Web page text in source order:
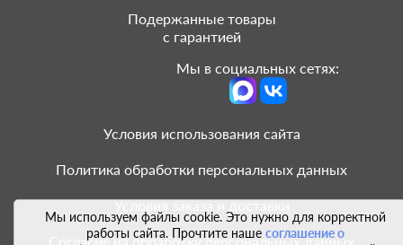
Мы используем файлы cookie. Это нужно для корректной
работы сайта. Прочтите наше соглашение о
Подержанные товары
с гарантией
Мы в социальных сетях:
Условия использования сайта
Политика обработки персональных данных
Условия заказа и доставки
Согласие на обработку персональных данных